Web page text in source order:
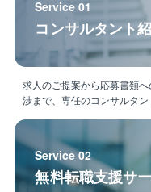
Service 01
コンサルタント
求人のご提案から応募書類
渉まで、専任のコンサルタン
Service 02
無料転職支援サ